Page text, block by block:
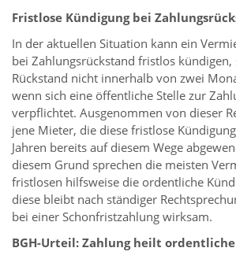
Fristlose Kündigung bei
In der aktuellen Situation kann ein
bei Zahlungsrückstand fristlos kündigen,
Rückstand nicht innerhalb von zwei
wenn sich eine öffentliche Stelle zur
verpflichtet. Ausgenommen von dieser
jene Mieter, die diese fristlose
Jahren bereits auf diesem Wege
diesem Grund sprechen die meisten
fristlosen hilfsweise die ordentliche
diese bleibt nach ständiger
bei einer Schonfristzahlung wirksam.
BGH-Urteil: Zahlung heilt